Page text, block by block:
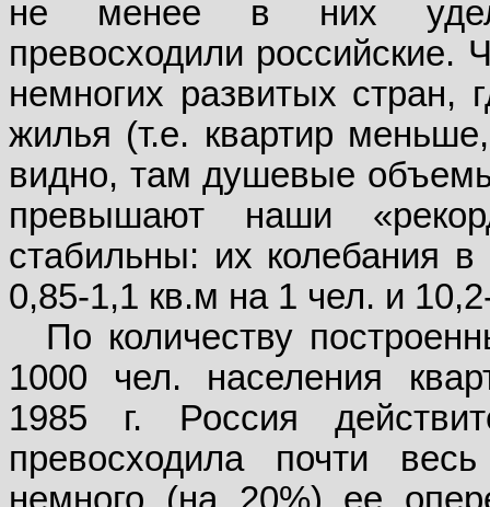
не менее в них
превосходили российские.
немногих развитых стран,
жилья (т.е. квартир
видно, там душевые
превышают наши
стабильны: их колебания в
0,85-1,1 кв.м на 1 чел. и
По количеству
1000 чел. населения
1985 г. Россия
превосходила почти